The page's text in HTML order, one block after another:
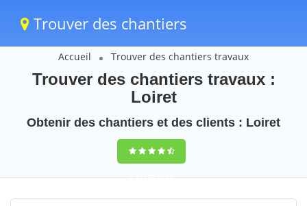
Trouver des chantiers
Accueil Trouver des chantiers travaux
Trouver des chantiers travaux :
Loiret
Obtenir des chantiers et des clients : Loiret
9,5(100%)68
votes